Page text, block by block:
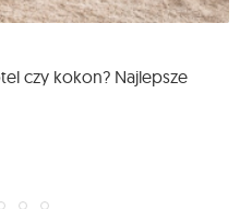
czy kokon? Najlepsze